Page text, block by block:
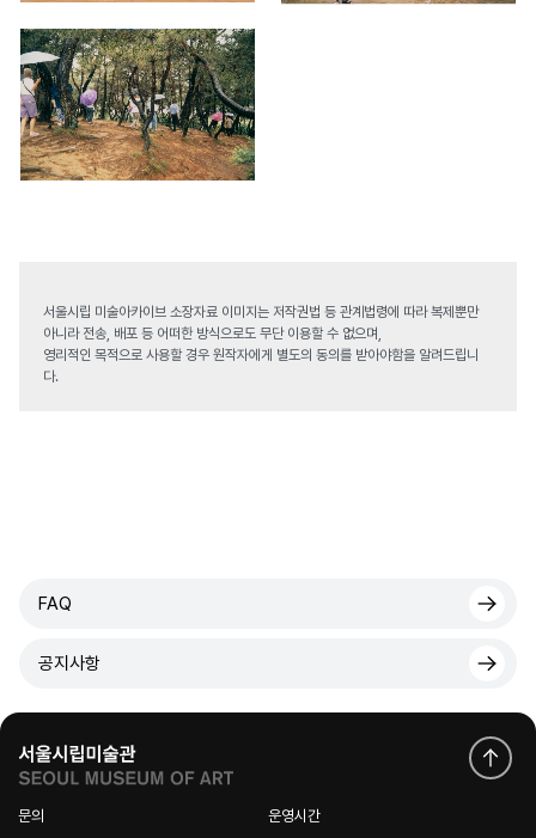
서울시립 미술아카이브 소장자료 이미지는 저작권법 등 관계법령에 따라 복제뿐만
아니라 전송, 배포 등 어떠한 방식으로도 무단 이용할 수 없으며,
영리적인 목적으로 사용할 경우 원작자에게 별도의 동의를 받아야함을 알려드립니
다.
FAQ
공지사항
문의
운영시간